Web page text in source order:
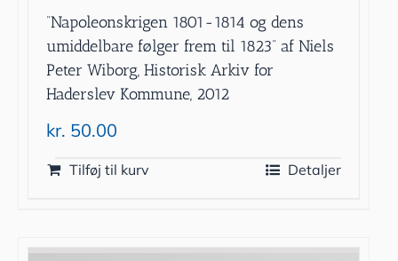
”Napoleonskrigen 1801-1814 og dens
umiddelbare følger frem til 1823” af Niels
Peter Wiborg, Historisk Arkiv for
Haderslev Kommune, 2012
kr. 50.00
Tilføj til kurv Detaljer